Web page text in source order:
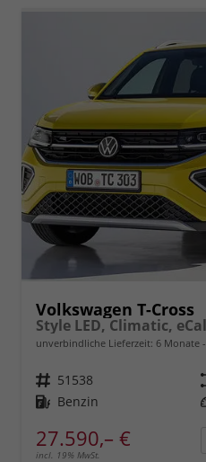
Volkswagen T-Cross
unverbindliche Lieferzeit: 6 Monate
Fahrzeugnr. 51538
Kraftstoff Benzin
27.590,– €
incl. 19% MwSt.